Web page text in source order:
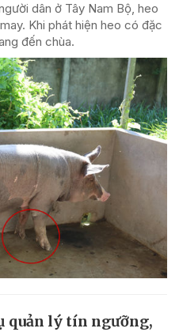
dân ở Tây Nam Bộ, heo
Khi phát hiện heo có đặc
đến chùa.
quản lý tín ngưỡng,